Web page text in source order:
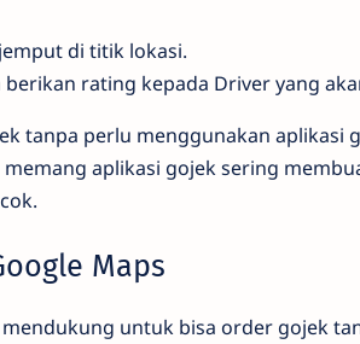
di titik lokasi.
berikan rating kepada Driver yang
tanpa perlu menggunakan aplikasi
memang aplikasi gojek sering
Maps
untuk bisa order gojek